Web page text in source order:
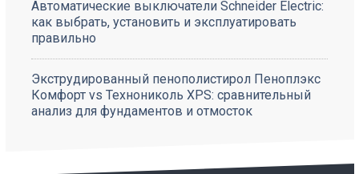
Автоматические выключатели Schneider Electric:
как выбрать, установить и эксплуатировать
правильно
Экструдированный пенополистирол Пеноплэкс
Комфорт vs Технониколь XPS: сравнительный
анализ для фундаментов и отмосток